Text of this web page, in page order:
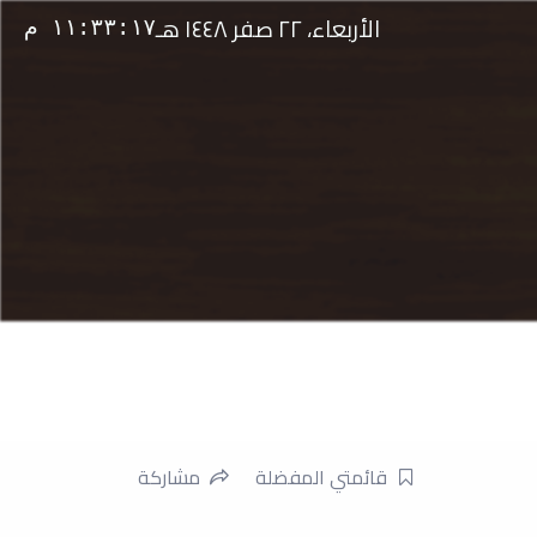
الأربعاء، ٢٢ صفر ١٤٤٨ هـ ١١:٣٣:١٨ م
قائمتي المفضلة مشاركة